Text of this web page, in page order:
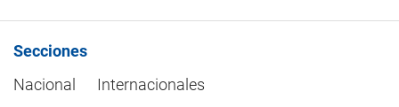
Secciones
Nacional
Internacionales